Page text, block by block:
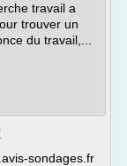
travail a
trouver un
du travail,...
sondages.fr